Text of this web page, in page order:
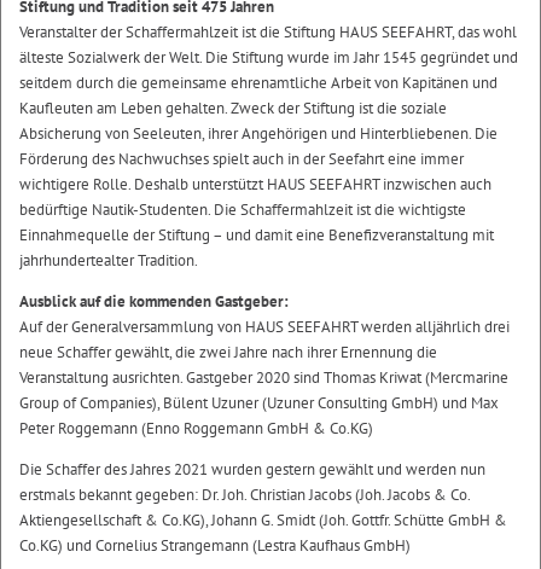
Stiftung und Tradition seit 475 Jahren
Veranstalter der Schaffermahlzeit ist die Stiftung HAUS SEEFAHRT, das wohl
älteste Sozialwerk der Welt. Die Stiftung wurde im Jahr 1545 gegründet und
seitdem durch die gemeinsame ehrenamtliche Arbeit von Kapitänen und
Kaufleuten am Leben gehalten. Zweck der Stiftung ist die soziale
Absicherung von Seeleuten, ihrer Angehörigen und Hinterbliebenen. Die
Förderung des Nachwuchses spielt auch in der Seefahrt eine immer
wichtigere Rolle. Deshalb unterstützt HAUS SEEFAHRT inzwischen auch
bedürftige Nautik-Studenten. Die Schaffermahlzeit ist die wichtigste
Einnahmequelle der Stiftung – und damit eine Benefizveranstaltung mit
jahrhundertealter Tradition.
Ausblick auf die kommenden Gastgeber:
Auf der Generalversammlung von HAUS SEEFAHRT werden alljährlich drei
neue Schaffer gewählt, die zwei Jahre nach ihrer Ernennung die
Veranstaltung ausrichten. Gastgeber 2020 sind Thomas Kriwat (Mercmarine
Group of Companies), Bülent Uzuner (Uzuner Consulting GmbH) und Max
Peter Roggemann (Enno Roggemann GmbH & Co.KG)
Die Schaffer des Jahres 2021 wurden gestern gewählt und werden nun
erstmals bekannt gegeben: Dr. Joh. Christian Jacobs (Joh. Jacobs & Co.
Aktiengesellschaft & Co.KG), Johann G. Smidt (Joh. Gottfr. Schütte GmbH &
Co.KG) und Cornelius Strangemann (Lestra Kaufhaus GmbH)